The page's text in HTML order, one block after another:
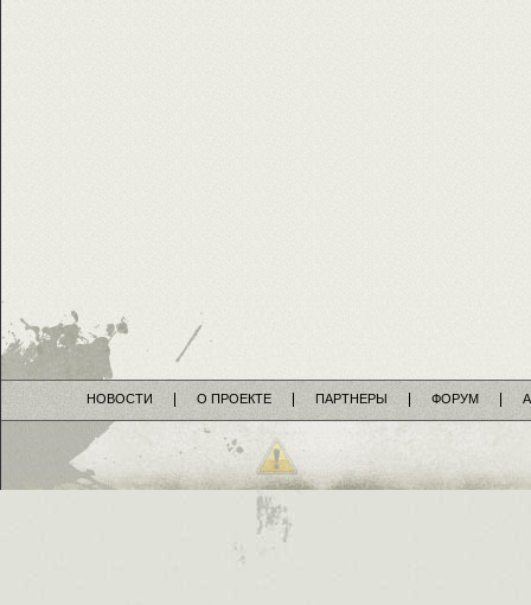
НОВОСТИ О ПРОЕКТЕ ПАРТНЕРЫ ФОРУМ